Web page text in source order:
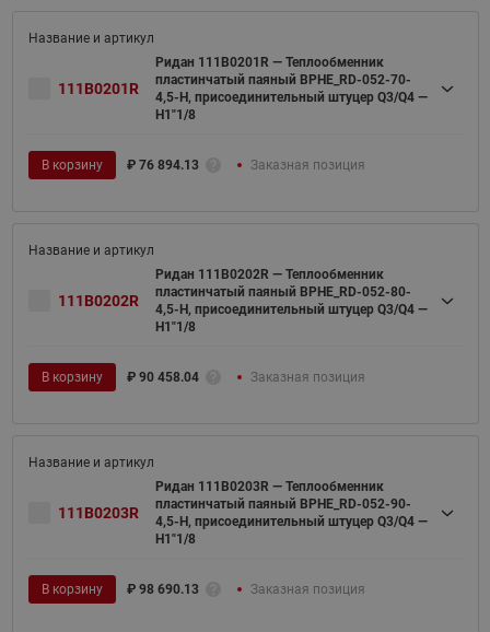
111B0201R
Ридан 111B0201R — Теплообменник
пластинчатый паяный BPHE_RD-052-70-
4,5-H, присоединительный штуцер Q3/Q4 —
H1"1/8
В корзину ₽ 76 894.13 Заказная позиция
111B0202R
Ридан 111B0202R — Теплообменник
пластинчатый паяный BPHE_RD-052-80-
4,5-H, присоединительный штуцер Q3/Q4 —
H1"1/8
В корзину ₽ 90 458.04 Заказная позиция
111B0203R
Ридан 111B0203R — Теплообменник
пластинчатый паяный BPHE_RD-052-90-
4,5-H, присоединительный штуцер Q3/Q4 —
H1"1/8
В корзину ₽ 98 690.13 Заказная позиция